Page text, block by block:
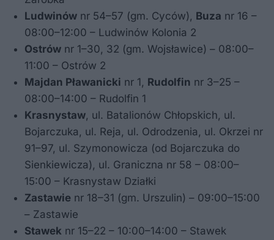
Ludwinów nr 54–57 (gm. Cyców), Buza nr 16 –
08:00–12:00 – Ludwinów Kolonia 2
Ostrów nr 1–30, 32 (gm. Wojsławice) – 08:00–
11:00 – Ostrów 2
Majdan Pławanicki nr 1, Rudolfin nr 3–25 –
08:00–14:00 – Rudolfin 1
Krasnystaw , ul. Batalionów Chłopskich, ul.
Bojarczuka, ul. Reja, ul. Odrodzenia, ul. Okrzei nr
91–97, ul. Szymonowicza (od Bojarczuka do
Sienkiewicza), ul. Graniczna nr 58 – 08:00–
15:00 – Krasnystaw Działki
Zastawie nr 18–31 (gm. Urszulin) – 09:00–15:00
– Zastawie
Stawek nr 15–22 – 10:00–14:00 – Stawek